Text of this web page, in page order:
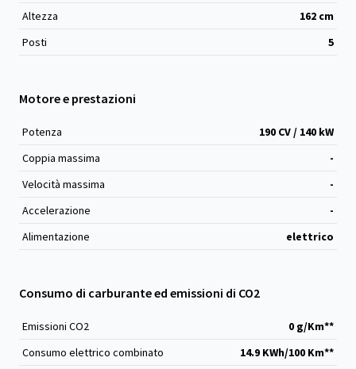
Altezza
162 cm
Posti
5
Motore e prestazioni
Potenza
190 CV / 140 kW
Coppia massima
-
Velocità massima
-
Accelerazione
-
Alimentazione
elettrico
Consumo di carburante ed emissioni di CO2
Emissioni CO2
0 g/Km**
Consumo elettrico combinato
14.9 KWh/100 Km**